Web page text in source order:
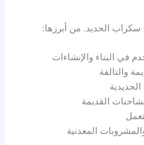
الحديد. من أبرزها:
في البناء والإنشاءات
والتالفة
الحديدية
القديمة
المعدنية